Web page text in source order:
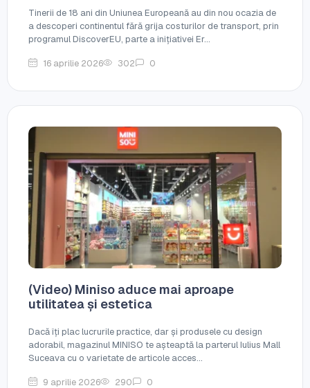
Tinerii de 18 ani din Uniunea Europeană au din nou ocazia de
a descoperi continentul fără grija costurilor de transport, prin
programul DiscoverEU, parte a inițiativei Er...
16 aprilie 2026 302 0
(Video) Miniso aduce mai aproape
utilitatea și estetica
Dacă îți plac lucrurile practice, dar și produsele cu design
adorabil, magazinul MINISO te așteaptă la parterul Iulius Mall
Suceava cu o varietate de articole acces...
9 aprilie 2026 290 0